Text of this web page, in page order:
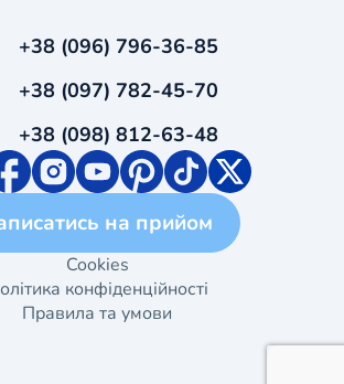
+38 (096) 796-36-85
+38 (097) 782-45-70
+38 (098) 812-63-48
на прийом
Cookies
конфіденційності
Правила та умови